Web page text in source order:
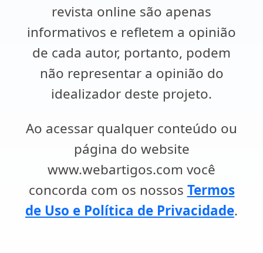
revista online são apenas
informativos e refletem a opinião
de cada autor, portanto, podem
não representar a opinião do
idealizador deste projeto.
Ao acessar qualquer conteúdo ou
página do website
www.webartigos.com você
concorda com os nossos Termos
de Uso e Política de Privacidade.